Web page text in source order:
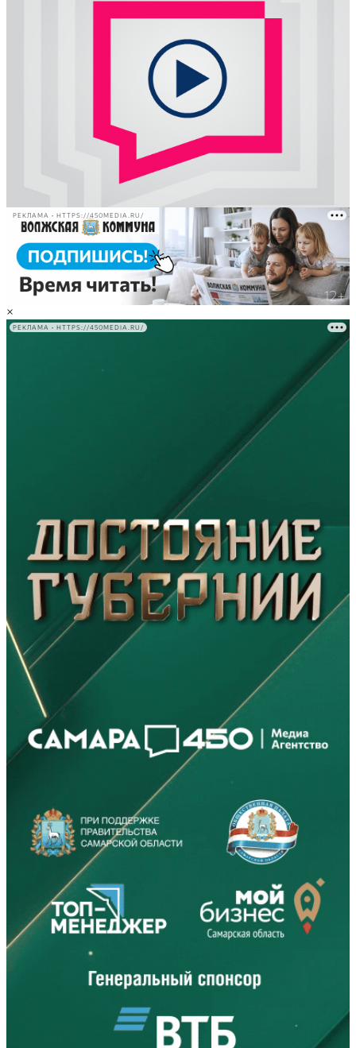
РЕКЛАМА • HTTPS://450MEDIA.RU/
×
РЕКЛАМА • HTTPS://450MEDIA.RU/